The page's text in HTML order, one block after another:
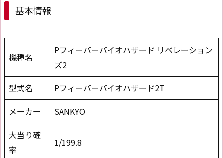
基本情報
機種名
Pフィーバーバイオハザード リベレーション
ズ2
型式名
Pフィーバーバイオハザード2T
メーカー
SANKYO
大当り確
率
1/199.8